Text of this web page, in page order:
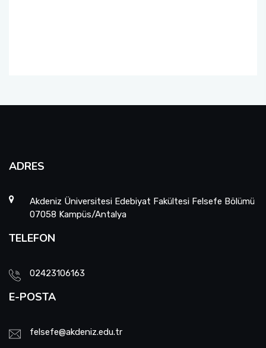
ADRES
Akdeniz Üniversitesi Edebiyat Fakültesi Felsefe Bölümü
07058 Kampüs/Antalya
TELEFON
02423106163
E-POSTA
felsefe@akdeniz.edu.tr